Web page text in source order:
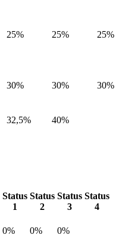
25% 25% 25%
30% 30% 30%
32,5% 40%
Status
1
Status
2
Status
3
Status
4
0% 0% 0%